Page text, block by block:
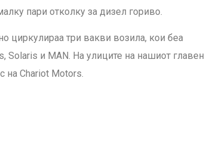
пари отколку за дизел гориво.
циркулираа три вакви возила, кои беа
Solaris и MAN. На улиците на нашиот главен
на Chariot Motors.